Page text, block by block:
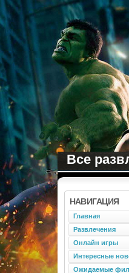
Все
НАВИГАЦИЯ
Главная
Развлечения
Онлайн игры
Интересные
Ожидаемые